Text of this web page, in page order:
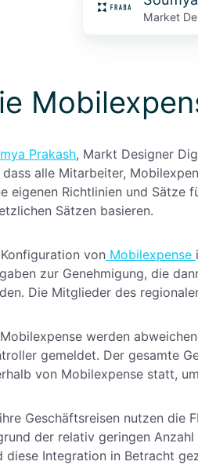
Market
Prakash, Markt Designer
dass alle Mitarbeiter,
eigenen Richtlinien und Sätze
Sätzen basieren.
von Mobilexpense
zur Genehmigung, die
Die Mitglieder des
werden
gemeldet. Der gesamte
von Mobilexpense statt,
Geschäftsreisen nutzen die
der relativ geringen
diese Integration in Betracht